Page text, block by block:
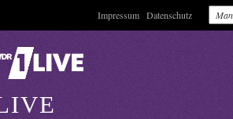
Impressum Datenschutz